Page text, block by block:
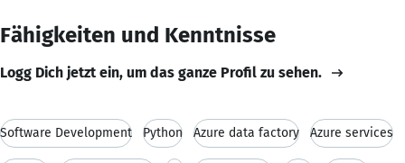
Fähigkeiten und Kenntnisse
Logg Dich jetzt ein, um das ganze Profil zu sehen.
Software Development Python Azure data factory Azure services